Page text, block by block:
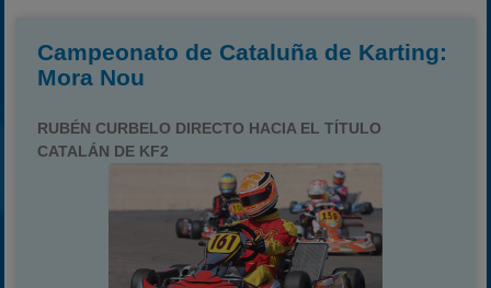
Campeonato de Cataluña de Karting:
Mora Nou
RUBÉN CURBELO DIRECTO HACIA EL TÍTULO
CATALÁN DE KF2